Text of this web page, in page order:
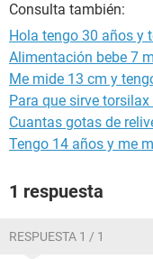
Consulta también:
Hola tengo 30 años y
Alimentación bebe 7
Me mide 13 cm y
Para que sirve
Cuantas gotas de
Tengo 14 años y me
1 respuesta
RESPUESTA 1 / 1